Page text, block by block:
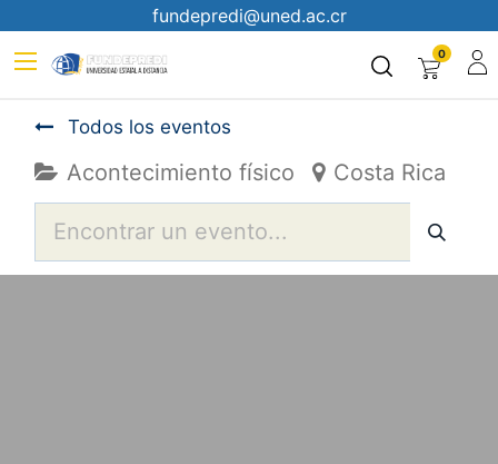
fundepredi@uned.ac.cr
0
Todos los eventos
Acontecimiento físico Costa Rica